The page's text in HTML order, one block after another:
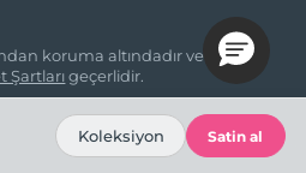
koruma altındadır ve Google
Şartlarıgeçerlidir.
Koleksiyon Satin al